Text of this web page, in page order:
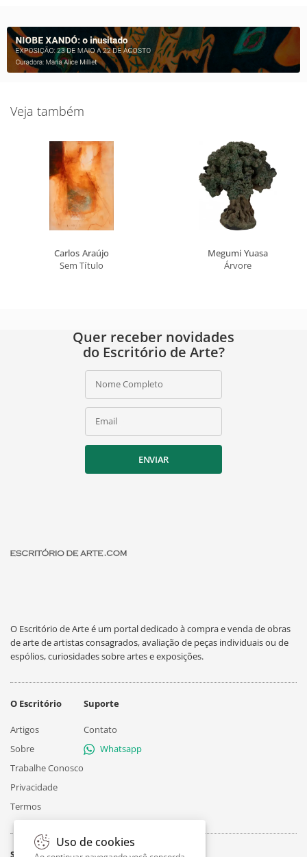
Veja também
Carlos Araújo
Sem Título
Megumi Yuasa
Árvore
Quer receber novidades
do Escritório de Arte?
Nome Completo
Email
ENVIAR
O Escritório de Arte é um portal dedicado à compra e venda de obras
de arte de artistas consagrados, avaliação de peças individuais ou de
espólios, curiosidades sobre artes e exposições.
O Escritório
Artigos
Sobre
Trabalhe Conosco
Privacidade
Termos
Suporte
Contato
Whatsapp
Siga
Uso de cookies